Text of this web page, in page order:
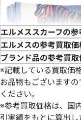
エルメススカーフの
エルメスの参考買取
ブランド品の参考買
※記載している買取価
お品物もございます
ください。
※参考買取価格は、国
引実績をもとに算出